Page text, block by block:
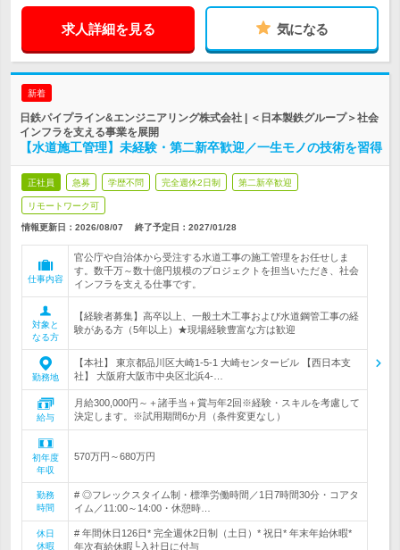
求人詳細を見る 気になる
新着
日鉄パイプライン&エンジニアリング株式会社 | ＜日本製鉄グループ＞社会
インフラを支える事業を展開
【水道施工管理】未経験・第二新卒歓迎／一生モノの技術を習得
正社員 急募 学歴不問 完全週休2日制 第二新卒歓迎
リモートワーク可
情報更新日：2026/08/07 終了予定日： 2027/01/28
仕事内容
官公庁や自治体から受注する水道工事の施工管理をお任せしま
す。数千万～数十億円規模のプロジェクトを担当いただき、社会
インフラを支える仕事です。
対象と
なる方
【経験者募集】高卒以上、一般土木工事および水道鋼管工事の経
験がある方（5年以上）★現場経験豊富な方は歓迎
勤務地
【本社】 東京都品川区大崎1-5-1 大崎センタービル 【西日本支
社】 大阪府大阪市中央区北浜4-…
給与
月給300,000円～＋諸手当＋賞与年2回※経験・スキルを考慮して
決定します。※試用期間6か月（条件変更なし）
初年度
年収
570万円～680万円
勤務
時間
# ◎フレックスタイム制・標準労働時間／1日7時間30分・コアタ
イム／11:00～14:00・休憩時…
休日
休暇
# 年間休日126日* 完全週休2日制（土日）* 祝日* 年末年始休暇*
年次有給休暇└入社日に付与